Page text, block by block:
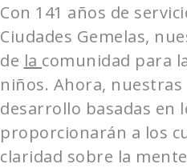
Con 141 años de
Ciudades Gemelas,
de la comunidad para
niños. Ahora,
desarrollo basadas en
proporcionarán a los
claridad sobre la